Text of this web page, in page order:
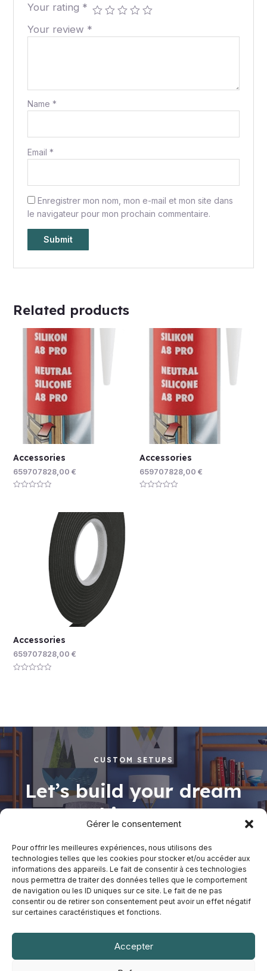
Gérer le consentement
Pour offrir les meilleures expériences, nous utilisons des
technologies telles que les cookies pour stocker et/ou accéder aux
informations des appareils. Le fait de consentir à ces technologies
nous permettra de traiter des données telles que le comportement
de navigation ou les ID uniques sur ce site. Le fait de ne pas
consentir ou de retirer son consentement peut avoir un effet négatif
sur certaines caractéristiques et fonctions.
Accepter
Your rating *
Your review *
Name *
Email *
Enregistrer mon nom, mon e-mail et mon site dans
le navigateur pour mon prochain commentaire.
Related products
Accessories
659707828,00 €
Accessories
659707828,00 €
Accessories
659707828,00 €
CUSTOM SETUPS
Let’s build your dream
working space
Shop Now